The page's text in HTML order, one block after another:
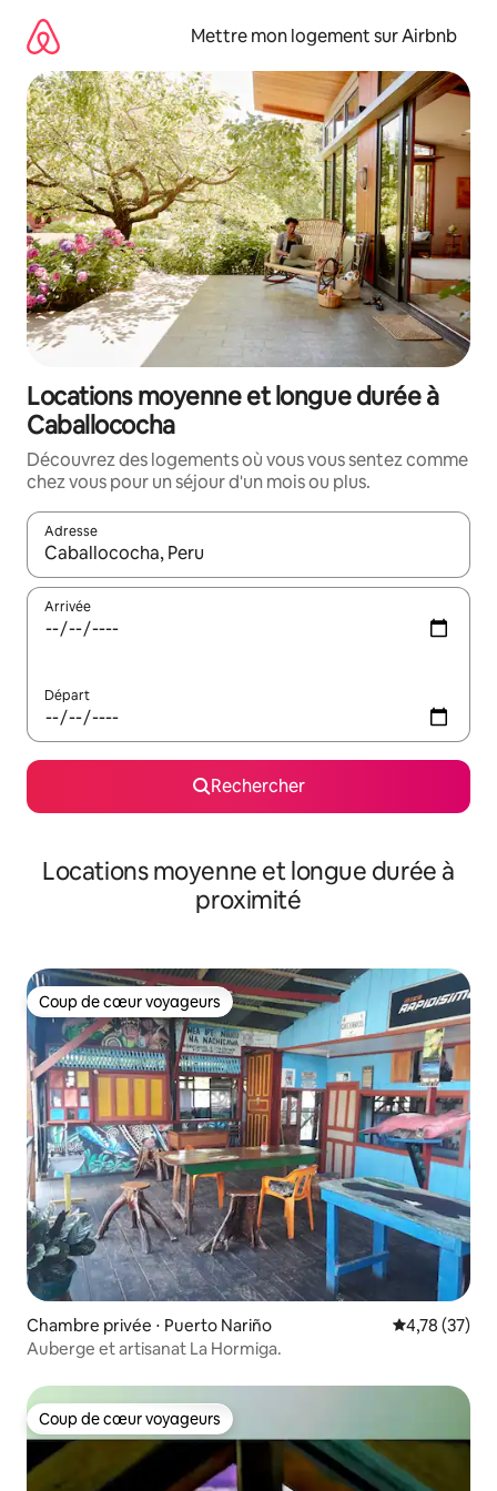
directement
contenu
Mettre mon logement sur Airbnb
Locations moyenne et longue durée à
Caballococha
Découvrez des logements où vous vous sentez comme
chez vous pour un séjour d'un mois ou plus.
Adresse
Lorsque les résultats s'affichent, utilisez les flèches vers le
Arrivée
Départ
Rechercher
Locations moyenne et longue durée à
proximité
Coup de cœur voyageurs
Coup de cœur voyageurs
Chambre privée ⋅ Puerto Nariño Évaluation
4,78 (37)
Auberge et artisanat La Hormiga.
Coup de cœur voyageurs
Coup de cœur voyageurs